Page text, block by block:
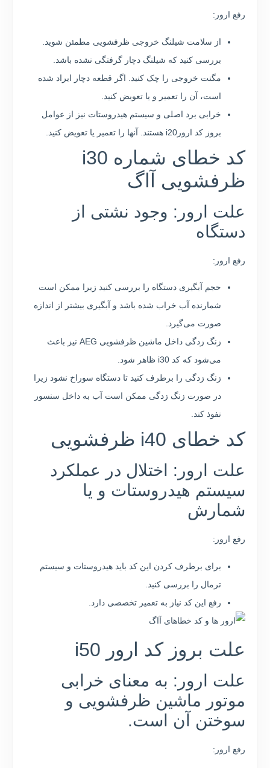
رفع ارور:
از سلامت شیلنگ خروجی ظرفشویی مطمئن شوید.
بررسی کنید که شیلنگ دچار گرفتگی نشده باشد.
مگنت خروجی را چک کنید. اگر قطعه دچار ایراد شده
است، آن را تعمیر و یا تعویض کنید.
خرابی برد اصلی و سیستم هیدروستات نیز از عوامل
بروز کد ارورi20 هستند. آنها را تعمیر یا تعویض کنید.
کد خطای شماره i30
ظرفشویی آاگ
علت ارور: وجود نشتی از
دستگاه
رفع ارور:
حجم آبگیری دستگاه را بررسی کنید زیرا ممکن است
شمارنده آب خراب شده باشد و آبگیری بیشتر از اندازه
صورت می‌گیرد.
زنگ زدگی داخل ماشین ظرفشویی AEG نیز باعث
می‌شود که کد i30 ظاهر شود.
زنگ زدگی را برطرف کنید تا دستگاه سوراخ نشود زیرا
در صورت زنگ زدگی ممکن است آب به داخل سنسور
نفوذ کند.
کد خطای i40 ظرفشویی
علت ارور: اختلال در عملکرد
سیستم هیدروستات و یا
شمارش
رفع ارور:
برای برطرف کردن این کد باید هیدروستات و سیستم
ترمال را بررسی کنید.
رفع این کد نیاز به تعمیر تخصصی دارد.
علت بروز کد ارور i50
علت ارور: به معنای خرابی
موتور ماشین ظرفشویی و
سوختن آن است.
رفع ارور: